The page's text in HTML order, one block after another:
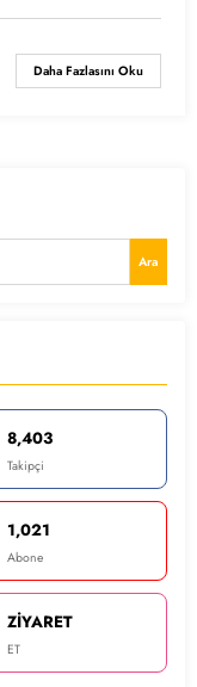
Daha Fazlasını Oku
Ara
8,403
Takipçi
1,021
Abone
ZİYARET
ET